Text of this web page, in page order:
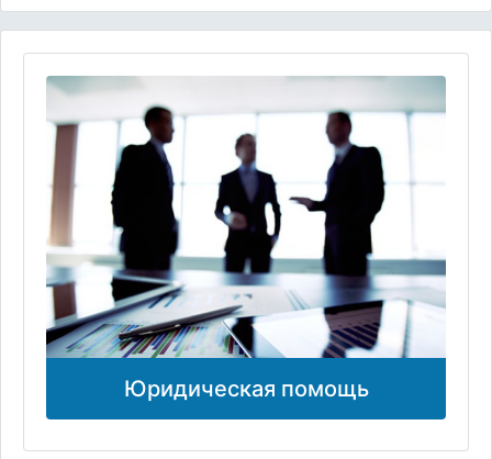
Юридическая помощь